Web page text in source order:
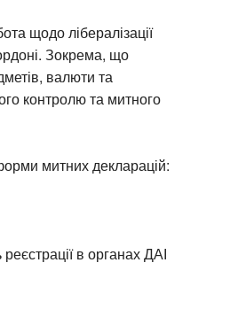
щодо лібералізації
Зокрема, що
валюти та
контролю та митного
митних декларацій:
в органах ДАІ